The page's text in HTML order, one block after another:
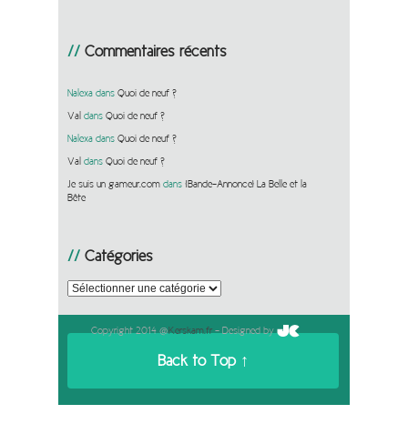
Commentaires récents
Nalexa dans Quoi de neuf ?
Val dans Quoi de neuf ?
Nalexa dans Quoi de neuf ?
Val dans Quoi de neuf ?
Je suis un gameur.com dans [Bande-Annonce] La Belle et la
Bête
Catégories
Catégories
Copyright 2014 @Kerskam.fr- Designed by
Back to Top ↑